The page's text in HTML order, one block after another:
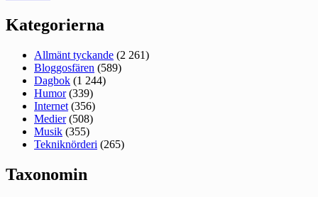
Kategorierna
Allmänt tyckande (2 261)
Bloggosfären (589)
Dagbok (1 244)
Humor(339)
Internet (356)
Medier(508)
Musik (355)
Tekniknörderi (265)
Taxonomin